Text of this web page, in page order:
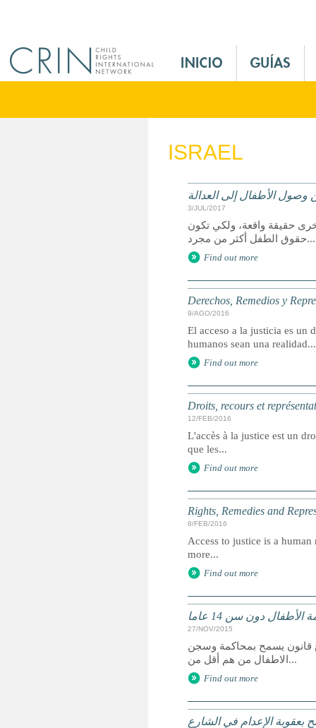
M
n
ISRAEL
وصول الأطفال إلى العدالة
3/JUL/2017
حقيقة واقعة، ولكي تكون
حقوق الطفل أكثر من مجرد...
Find out more
Derechos, Remedios y
9/AGO/2016
El acceso a la justicia es un
humanos sean una realidad...
Find out more
Droits, recours et
12/FEB/2016
L'accès à la justice est un
que les...
Find out more
Rights, Remedies and
8/FEB/2016
Access to justice is a
more...
Find out more
دون سن 14 عاما
27/NOV/2015
قانون يسمح بمحاكمة وسجن
الاطفال من هم أقل من...
Find out more
بعقوبة الإعدام في الشارع